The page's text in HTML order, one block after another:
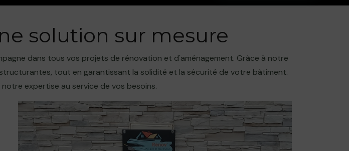
solution sur mesure
dans tous vos projets de rénovation et d'aménagement. Grâce à notre
tout en garantissant la solidité et la sécurité de votre bâtiment.
expertise au service de vos besoins.